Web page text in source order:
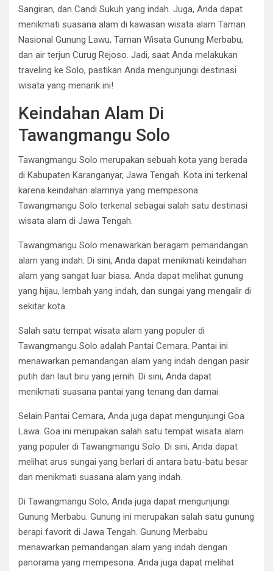
Sangiran, dan Candi Sukuh yang indah. Juga, Anda dapat
menikmati suasana alam di kawasan wisata alam Taman
Nasional Gunung Lawu, Taman Wisata Gunung Merbabu,
dan air terjun Curug Rejoso. Jadi, saat Anda melakukan
traveling ke Solo, pastikan Anda mengunjungi destinasi
wisata yang menarik ini!
Keindahan Alam Di
Tawangmangu Solo
Tawangmangu Solo merupakan sebuah kota yang berada
di Kabupaten Karanganyar, Jawa Tengah. Kota ini terkenal
karena keindahan alamnya yang mempesona.
Tawangmangu Solo terkenal sebagai salah satu destinasi
wisata alam di Jawa Tengah.
Tawangmangu Solo menawarkan beragam pemandangan
alam yang indah. Di sini, Anda dapat menikmati keindahan
alam yang sangat luar biasa. Anda dapat melihat gunung
yang hijau, lembah yang indah, dan sungai yang mengalir di
sekitar kota.
Salah satu tempat wisata alam yang populer di
Tawangmangu Solo adalah Pantai Cemara. Pantai ini
menawarkan pemandangan alam yang indah dengan pasir
putih dan laut biru yang jernih. Di sini, Anda dapat
menikmati suasana pantai yang tenang dan damai.
Selain Pantai Cemara, Anda juga dapat mengunjungi Goa
Lawa. Goa ini merupakan salah satu tempat wisata alam
yang populer di Tawangmangu Solo. Di sini, Anda dapat
melihat arus sungai yang berlari di antara batu-batu besar
dan menikmati suasana alam yang indah.
Di Tawangmangu Solo, Anda juga dapat mengunjungi
Gunung Merbabu. Gunung ini merupakan salah satu gunung
berapi favorit di Jawa Tengah. Gunung Merbabu
menawarkan pemandangan alam yang indah dengan
panorama yang mempesona. Anda juga dapat melihat